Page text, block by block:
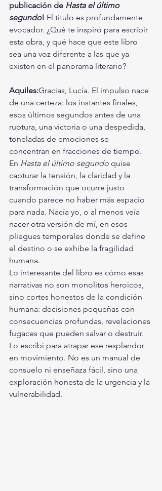
publicación de Hasta el último
segundo! El título es profundamente
evocador. ¿Qué te inspiró para escribir
esta obra, y qué hace que este libro
sea una voz diferente a las que ya
existen en el panorama literario?
Aquiles:Gracias, Lucía. El impulso nace
de una certeza: los instantes finales,
esos últimos segundos antes de una
ruptura, una victoria o una despedida,
toneladas de emociones se
concentran en fracciones de tiempo.
En Hasta el último segundo quise
capturar la tensión, la claridad y la
transformación que ocurre justo
cuando parece no haber más espacio
para nada. Nacía yo, o al menos veía
nacer otra versión de mí, en esos
pliegues temporales donde se define
el destino o se exhibe la fragilidad
humana.
Lo interesante del libro es cómo esas
narrativas no son monolitos heroicos,
sino cortes honestos de la condición
humana: decisiones pequeñas con
consecuencias profundas, revelaciones
fugaces que pueden salvar o destruir.
Lo escribí para atrapar ese resplandor
en movimiento. No es un manual de
consuelo ni enseñaza fácil, sino una
exploración honesta de la urgencia y la
vulnerabilidad.